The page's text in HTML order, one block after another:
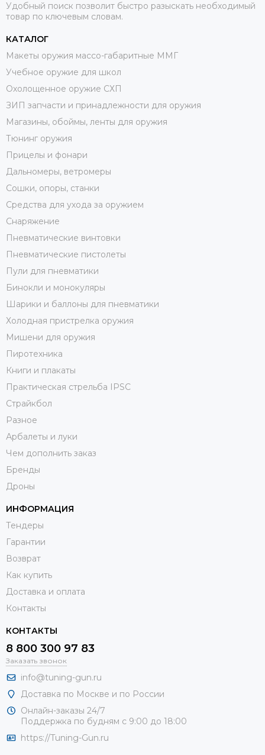
Удобный поиск позволит быстро разыскать необходимый
товар по ключевым словам.
КАТАЛОГ
Макеты оружия массо-габаритные ММГ
Учебное оружие для школ
Охолощенное оружие СХП
ЗИП запчасти и принадлежности для оружия
Магазины, обоймы, ленты для оружия
Тюнинг оружия
Прицелы и фонари
Дальномеры, ветромеры
Сошки, опоры, станки
Средства для ухода за оружием
Снаряжение
Пневматические винтовки
Пневматические пистолеты
Пули для пневматики
Бинокли и монокуляры
Шарики и баллоны для пневматики
Холодная пристрелка оружия
Мишени для оружия
Пиротехника
Книги и плакаты
Практическая стрельба IPSC
Страйкбол
Разное
Арбалеты и луки
Чем дополнить заказ
Бренды
Дроны
ИНФОРМАЦИЯ
Тендеры
Гарантии
Возврат
Как купить
Доставка и оплата
Контакты
КОНТАКТЫ
8 800 300 97 83
Заказать звонок
info@tuning-gun.ru
Доставка по Москве и по России
Онлайн-заказы 24/7
Поддержка по будням с 9:00 до 18:00
https://Tuning-Gun.ru